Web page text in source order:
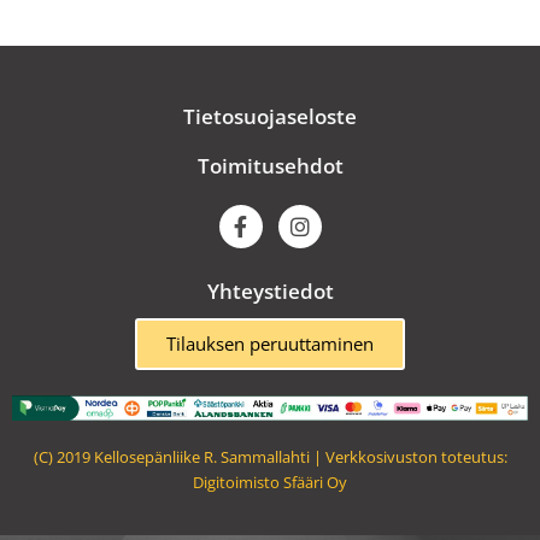
Tietosuojaseloste
Toimitusehdot
F
a
c
b
o
o
k
I
n
s
a
g
r
a
m
Yhteystiedot
Tilauksen peruuttaminen
(C) 2019 Kellosepänliike R. Sammallahti | Verkkosivuston toteutus:
Digitoimisto Sfääri Oy